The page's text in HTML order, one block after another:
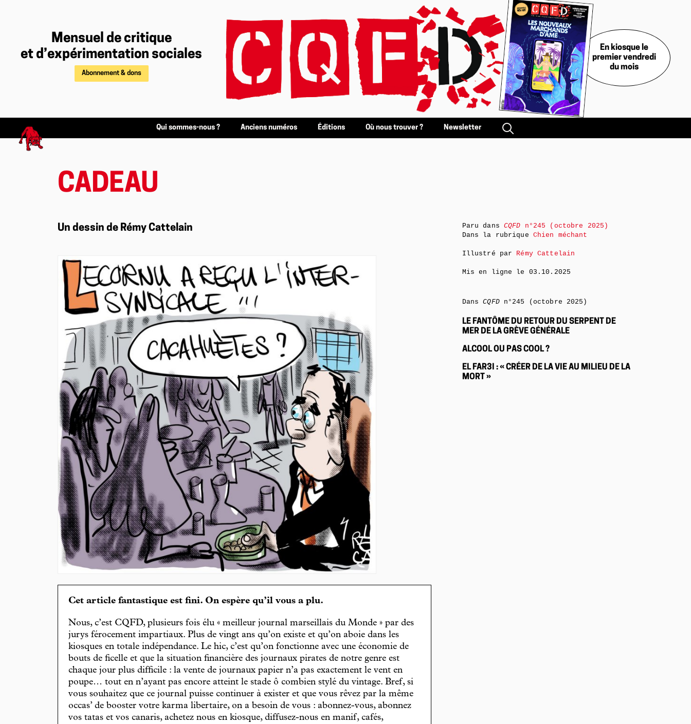
Mensuel de critique
et d’expérimentation sociales
Abonnement & dons
En kiosque le
premier vendredi
du mois
Qui sommes-nous ? Anciens numéros Éditions Où nous trouver ? Newsletter
CADEAU
Un dessin de Rémy Cattelain
Cet article fantastique est fini. On espère qu’il vous a plu.
Nous, c’est CQFD, plusieurs fois élu « meilleur journal marseillais du Monde » par des
jurys férocement impartiaux. Plus de vingt ans qu’on existe et qu’on aboie dans les
kiosques en totale indépendance. Le hic, c’est qu’on fonctionne avec une économie de
bouts de ficelle et que la situation financière des journaux pirates de notre genre est
chaque jour plus difficile : la vente de journaux papier n’a pas exactement le vent en
poupe… tout en n’ayant pas encore atteint le stade ô combien stylé du vintage. Bref, si
vous souhaitez que ce journal puisse continuer à exister et que vous rêvez par la même
occas’ de booster votre karma libertaire, on a besoin de vous : abonnez-vous, abonnez
vos tatas et vos canaris, achetez nous en kiosque, diffusez-nous en manif, cafés,
Paru dans CQFD n°245 (octobre 2025)
Dans la rubrique Chien méchant
Illustré par Rémy Cattelain
Mis en ligne le 03.10.2025
DansCQFDn°245 (octobre 2025)
LE FANTÔME DU RETOUR DU SERPENT DE
MER DE LA GRÈVE GÉNÉRALE
ALCOOL OU PAS COOL ?
EL FAR3I : « CRÉER DE LA VIE AU MILIEU DE LA
MORT »